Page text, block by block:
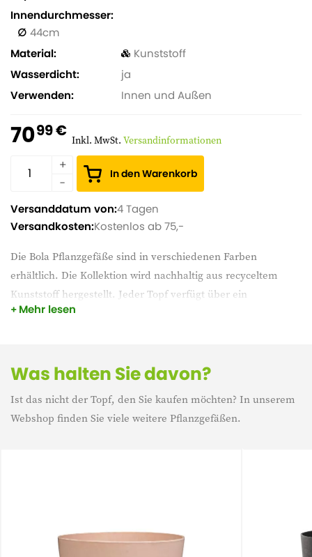
Die Bola Pflanzgefäße sind in verschiedenen Farben
erhältlich. Die Kollektion wird nachhaltig aus recyceltem
Kunststoff hergestellt. Jeder Topf verfügt über ein
Abflusssystem, in dem überschüssiges Wasser aufgefangen
Mehr lesen
Innendurchmesser
44
Material
Kunststoff
Wasserdicht
ja
Verwenden
Innen und Außen
7099 € Inkl. MwSt. Versandinformationen
In den Warenkorb
Versanddatum von:4 Tagen
Versandkosten:Kostenlos ab 75,-
Was halten Sie davon?
Ist das nicht der Topf, den Sie kaufen möchten? In unserem
Webshop finden Sie viele weitere Pflanzgefäßen.